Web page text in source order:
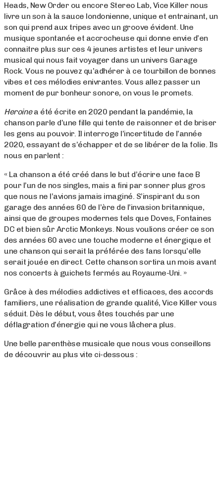
Heads, New Order ou encore Stereo Lab, Vice Killer nous
livre un son à la sauce londonienne, unique et entrainant, un
son qui prend aux tripes avec un groove évident. Une
musique spontanée et accrocheuse qui donne envie d’en
connaitre plus sur ces 4 jeunes artistes et leur univers
musical qui nous fait voyager dans un univers Garage
Rock. Vous ne pouvez qu’adhérer à ce tourbillon de bonnes
vibes et ces mélodies enivrantes. Vous allez passer un
moment de pur bonheur sonore, on vous le promets.
Heroinea été écrite en 2020 pendant la pandémie, la
chanson parle d’une fille qui tente de raisonner et de briser
les gens au pouvoir. Il interroge l’incertitude de l’année
2020, essayant de s’échapper et de se libérer de la folie. Ils
nous en parlent :
« La chanson a été créé dans le but d’écrire une face B
pour l’un de nos singles, mais a fini par sonner plus gros
que nous ne l’avions jamais imaginé. S’inspirant du son
garage des années 60 de l’ère de l’invasion britannique,
ainsi que de groupes modernes tels que Doves, Fontaines
DC et bien sûr Arctic Monkeys. Nous voulions créer ce son
des années 60 avec une touche moderne et énergique et
une chanson qui serait la préférée des fans lorsqu’elle
serait jouée en direct. Cette chanson sortira un mois avant
nos concerts à guichets fermés au Royaume-Uni. »
Grâce à des mélodies addictives et efficaces, des accords
familiers, une réalisation de grande qualité, Vice Killer vous
séduit. Dès le début, vous êtes touchés par une
déflagration d’énergie qui ne vous lâchera plus.
Une belle parenthèse musicale que nous vous conseillons
de découvrir au plus vite ci-dessous :